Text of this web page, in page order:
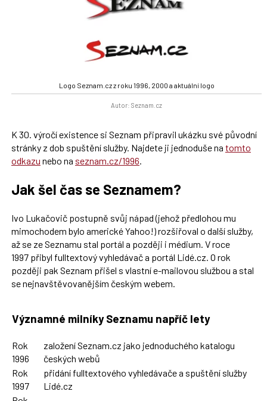
Logo Seznam.cz z roku 1996, 2000 a aktuální logo
Autor: Seznam.cz
K 30. výročí existence si Seznam připravil ukázku své původní
stránky z dob spuštění služby. Najdete ji jednoduše na tomto
odkazu nebo na seznam.cz/1996.
Jak šel čas se Seznamem?
Ivo Lukačovič postupně svůj nápad (jehož předlohou mu
mimochodem bylo americké Yahoo!) rozšiřoval o další služby,
až se ze Seznamu stal portál a později i médium. V roce
1997 přibyl fulltextový vyhledávač a portál Lidé.cz. O rok
později pak Seznam přišel s vlastní e-mailovou službou a stal
se nejnavštěvovanějším českým webem.
Významné milníky Seznamu napříč lety
Rok
1996
založení Seznam.cz jako jednoduchého katalogu
českých webů
Rok
1997
přidání fulltextového vyhledávače a spuštění služby
Lidé.cz